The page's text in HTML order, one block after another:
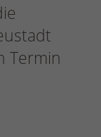
Termin